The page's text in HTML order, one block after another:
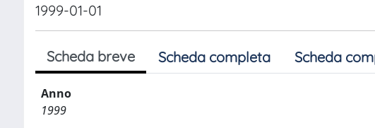
1999-01-01
Scheda breve Scheda completa Scheda
Anno
1999